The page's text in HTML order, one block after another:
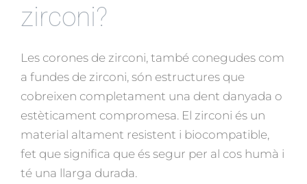
zirconi?
Les corones de zirconi, també conegudes com
a fundes de zirconi, són estructures que
cobreixen completament una dent danyada o
estèticament compromesa. El zirconi és un
material altament resistent i biocompatible,
fet que significa que és segur per al cos humà i
té una llarga durada.